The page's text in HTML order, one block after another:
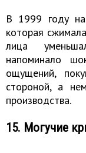
В 1999 году
которая
лица
напоминало
ощущений,
стороной, а
производства.
15. Могучие